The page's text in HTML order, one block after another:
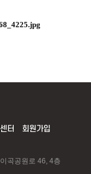
터
회원가입
곡공원로 46, 4층